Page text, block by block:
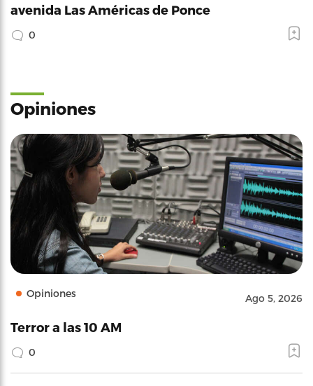
avenida Las Américas de Ponce
0
Opiniones
Opiniones Ago 5, 2026
Terror a las 10 AM
0